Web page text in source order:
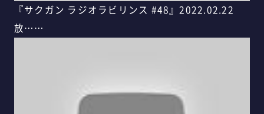
『サクガン ラジオラビリンス #48』2022.02.22
放……